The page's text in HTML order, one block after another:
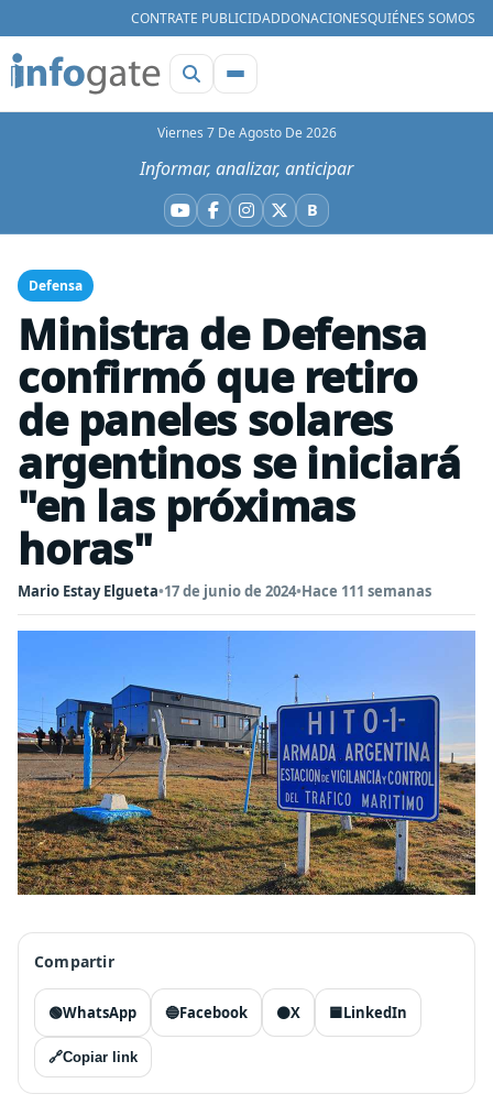
CONTRATE PUBLICIDADDONACIONESQUIÉNES SOMOS
Viernes 7 De Agosto De 2026
Informar, analizar, anticipar
YouTube
Facebook
Instagram
X BBluesky
Defensa
Ministra de Defensa
confirmó que retiro
de paneles solares
argentinos se iniciará
"en las próximas
horas"
Mario Estay Elgueta•17 de junio de 2024•Hace 111 semanas
Compartir
🟢WhatsApp 🔵Facebook ⚫X 🟦LinkedIn
🔗Copiar link